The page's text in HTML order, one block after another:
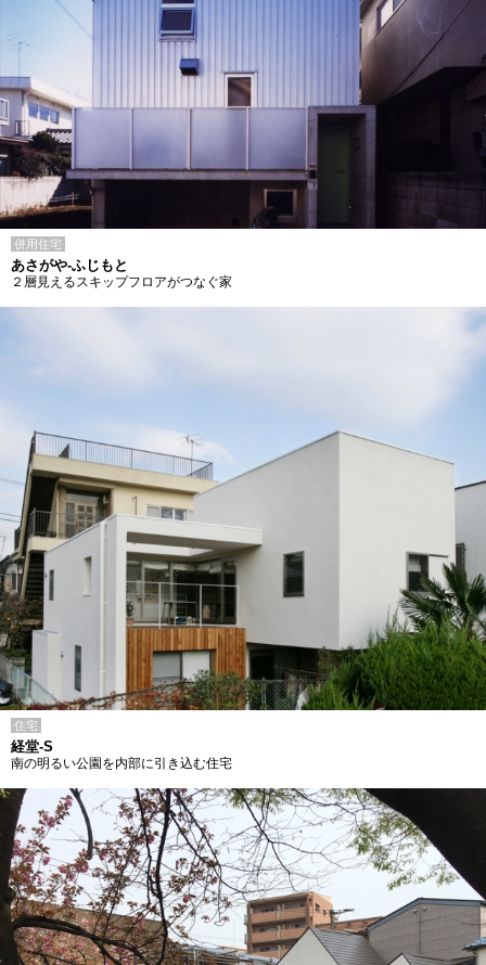
併用住宅
あさがや-ふじもと
２層見えるスキップフロアがつなぐ家
住宅
経堂-S
南の明るい公園を内部に引き込む住宅